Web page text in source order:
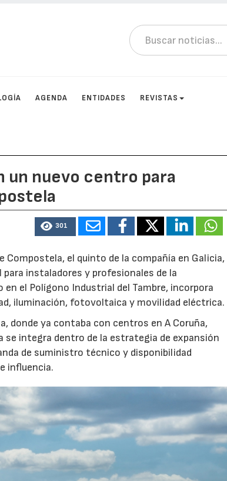
AGENDA ENTIDADES REVISTAS
un nuevo centro para
301
el quinto de la compañía en Galicia,
instaladores y profesionales de la
el Polígono Industrial del Tambre, incorpora
iluminación, fotovoltaica y movilidad eléctrica.
donde ya contaba con centros en A Coruña,
se integra dentro de la estrategia de expansión
de suministro técnico y disponibilidad
influencia.